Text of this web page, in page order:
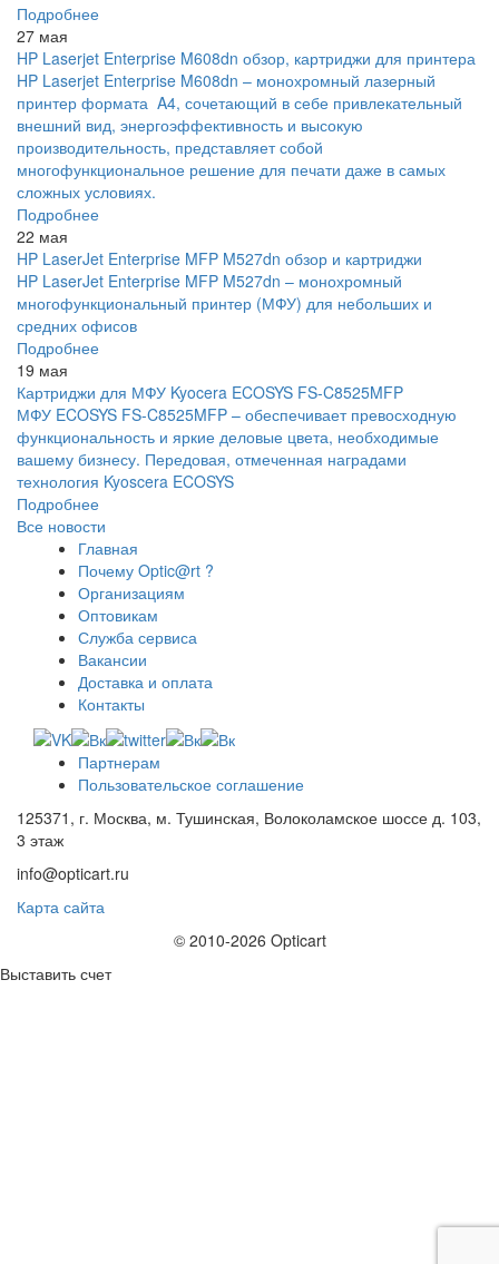
Подробнее
27 мая
HP Laserjet Enterprise M608dn обзор, картриджи для принтера
HP Laserjet Enterprise M608dn – монохромный лазерный
принтер формата A4, сочетающий в себе привлекательный
внешний вид, энергоэффективность и высокую
производительность, представляет собой
многофункциональное решение для печати даже в самых
сложных условиях.
Подробнее
22 мая
HP LaserJet Enterprise MFP M527dn обзор и картриджи
HP LaserJet Enterprise MFP M527dn – монохромный
многофункциональный принтер (МФУ) для небольших и
средних офисов
Подробнее
19 мая
Картриджи для МФУ Kyocera ECOSYS FS-C8525MFP
МФУ ECOSYS FS-C8525MFP – обеспечивает превосходную
функциональность и яркие деловые цвета, необходимые
вашему бизнесу. Передовая, отмеченная наградами
технология Kyoscera ECOSYS
Подробнее
Все новости
Главная
Почему Optic@rt ?
Организациям
Оптовикам
Служба сервиса
Вакансии
Доставка и оплата
Контакты
Партнерам
Пользовательское соглашение
125371, г. Москва, м. Тушинская, Волоколамское шоссе д. 103,
3 этаж
info@opticart.ru
Карта сайта
© 2010-2026 Opticart
Выставить счет